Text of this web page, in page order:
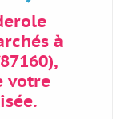
à
votre